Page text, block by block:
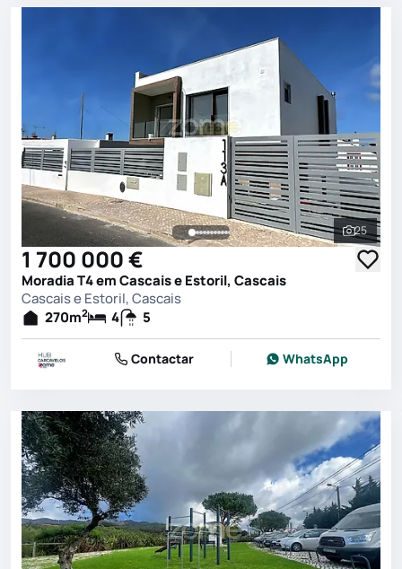
Ver
25
1 700 000 €
Moradia T4 em Cascais e Estoril, Cascais
Cascais e Estoril, Cascais
270m2 4 5
Contactar WhatsApp